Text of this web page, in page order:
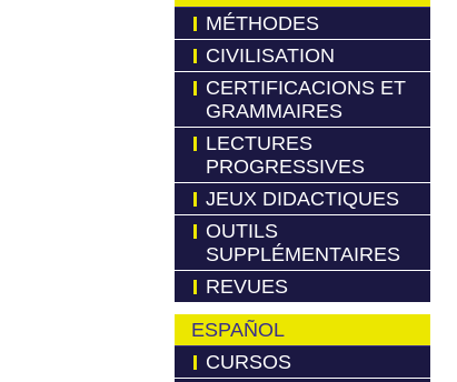
MÉTHODES
CIVILISATION
CERTIFICACIONS ET
GRAMMAIRES
LECTURES
PROGRESSIVES
JEUX DIDACTIQUES
OUTILS
SUPPLÉMENTAIRES
REVUES
ESPAÑOL
CURSOS